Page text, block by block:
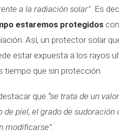
a la radiación solar". Es
estaremos protegidos
Así, un protector solar
estar expuesta a los rayos
tiempo que sin protección.
que “se trata de un
de piel, el grado de
modificarse”.